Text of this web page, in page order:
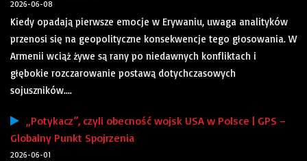
2026-06-08
Kiedy opadają pierwsze emocje w Erywaniu, uwaga analityków
przenosi się na geopolityczne konsekwencje tego głosowania. W
Armenii wciąż żywe są rany po niedawnych konfliktach i
głębokie rozczarowanie postawą dotychczasowych
sojuszników....
„Potykacz”, czyli obecność wojsk USA w Polsce | GPS –
Globalny Punkt Spojrzenia
2026-06-01